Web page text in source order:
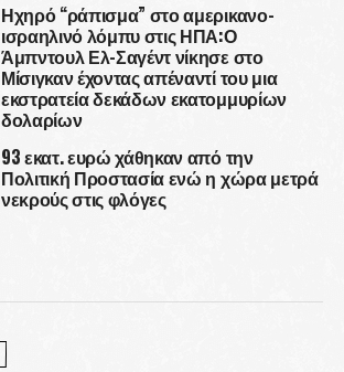
Ηχηρό “ράπισμα” στο αμερικανο-
ισραηλινό λόμπυ στις ΗΠΑ:Ο
Άμπντουλ Ελ-Σαγέντ νίκησε στο
Μίσιγκαν έχοντας απέναντί του μια
εκστρατεία δεκάδων εκατομμυρίων
δολαρίων
93 εκατ. ευρώ χάθηκαν από την
Πολιτική Προστασία ενώ η χώρα μετρά
νεκρούς στις φλόγες